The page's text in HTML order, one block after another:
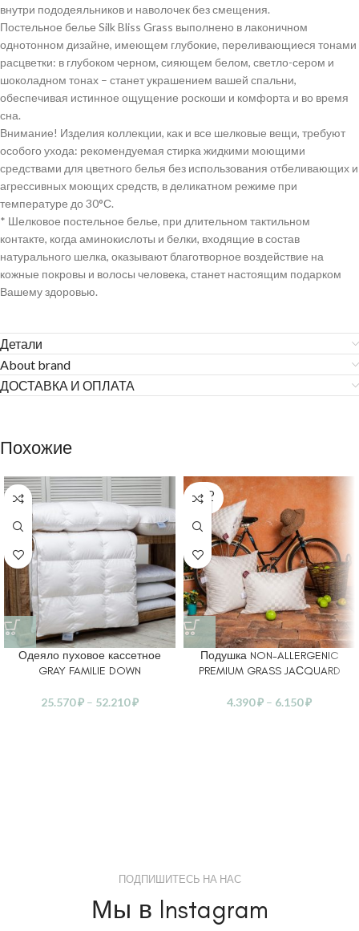
внутри пододеяльников и наволочек без смещения.
Постельное белье Silk Bliss Grass выполнено в лаконичном
однотонном дизайне, имеющем глубокие, переливающиеся тонами
расцветки: в глубоком черном, сияющем белом, светло-сером и
шоколадном тонах – станет украшением вашей спальни,
обеспечивая истинное ощущение роскоши и комфорта и во время
сна.
Внимание! Изделия коллекции, как и все шелковые вещи, требуют
особого ухода: рекомендуемая стирка жидкими моющими
средствами для цветного белья без использования отбеливающих и
агрессивных моющих средств, в деликатном режиме при
температуре до 30°С.
* Шелковое постельное белье, при длительном тактильном
контакте, когда аминокислоты и белки, входящие в состав
натурального шелка, оказывают благотворное воздействие на
кожные покровы и волосы человека, станет настоящим подарком
Вашему здоровью.
Детали
About brand
ДОСТАВКА И ОПЛАТА
Похожие
Одеяло пуховое кассетное
GRAY FAMILIE DOWN
25.570₽ – 52.210₽
SOLD
OUT
Подушка NON-ALLERGENIC
PREMIUM GRASS JAСQUARD
4.390₽ – 6.150₽
ПОДПИШИТЕСЬ НА НАС
Мы в Instagram